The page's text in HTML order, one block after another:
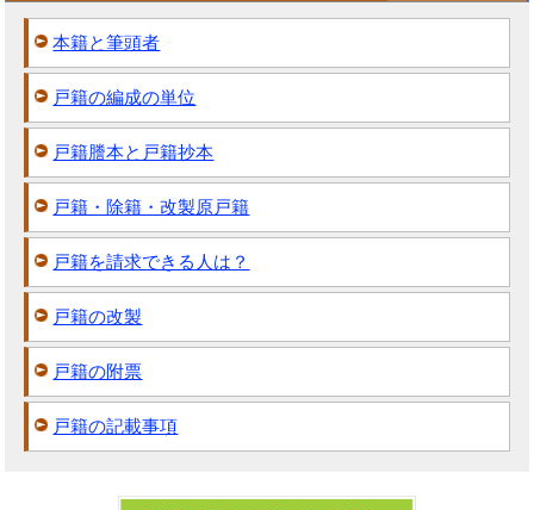
本籍と筆頭者
戸籍の編成の単位
戸籍謄本と戸籍抄本
戸籍・除籍・改製原戸籍
戸籍を請求できる人は？
戸籍の改製
戸籍の附票
戸籍の記載事項